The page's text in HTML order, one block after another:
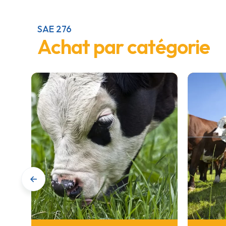
SAE 276
Achat par catégorie